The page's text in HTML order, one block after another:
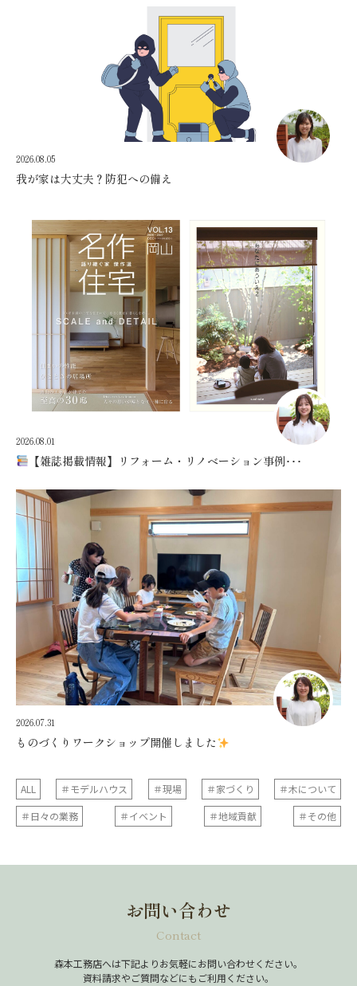
2026.08.05
我が家は大丈夫？防犯への備え
2026.08.01
【雑誌掲載情報】リフォーム・リノベーション事例･･･
2026.07.31
ものづくりワークショップ開催しました
ALL ＃モデルハウス ＃現場 ＃家づくり
＃木について
＃日々の業務
＃イベント ＃地域貢献 ＃その他
お問い合わせ
Contact
森本工務店へは下記よりお気軽にお問い合わせください。
資料請求やご質問などにもご利用ください。